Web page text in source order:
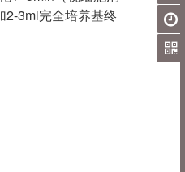
2-3ml完全培养基终